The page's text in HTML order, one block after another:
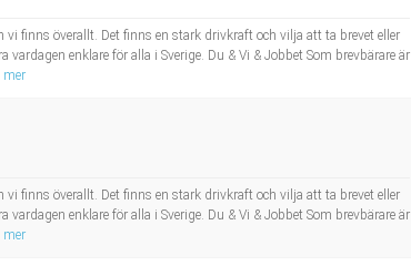
vi finns överallt. Det finns en stark drivkraft och vilja att ta brevet eller
enklare för alla i Sverige. Du & Vi & Jobbet Som brevbärare är
mer
vi finns överallt. Det finns en stark drivkraft och vilja att ta brevet eller
enklare för alla i Sverige. Du & Vi & Jobbet Som brevbärare är
mer